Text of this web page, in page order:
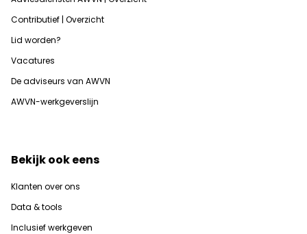
Contributief | Overzicht
Lid worden?
Vacatures
De adviseurs van AWVN
AWVN-werkgeverslijn
Bekijk ook eens
Klanten over ons
Data & tools
Inclusief werkgeven